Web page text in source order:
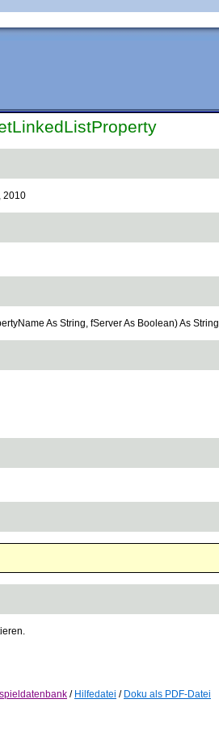
2010
As String, fServer As Boolean) As String
/ Hilfedatei / Doku als PDF-Datei